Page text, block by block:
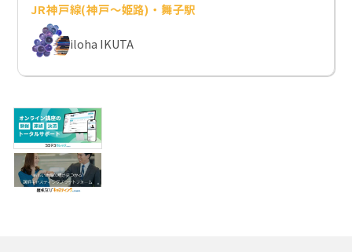
JR神戸線(神戸～姫路)・舞子駅
iloha IKUTA